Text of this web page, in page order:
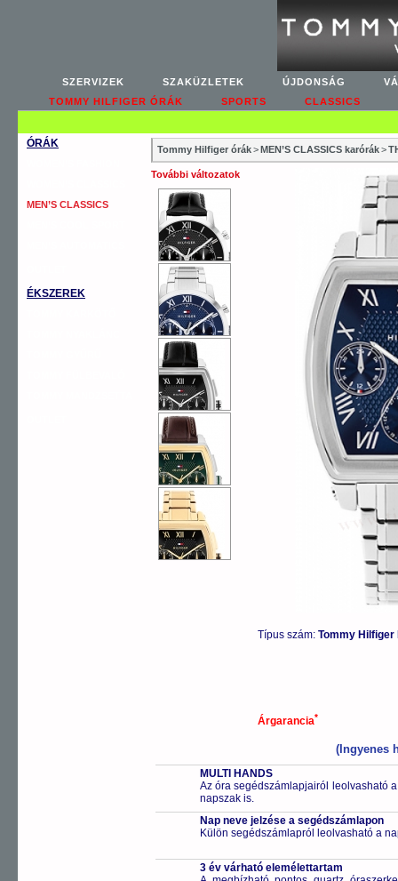
SZERVIZEK SZAKÜZLETEK ÚJDONSÁG
TOMMY HILFIGER ÓRÁK
SPORTS CLASSICS
ÓRÁK
MEN’S CLASSICS
ÉKSZEREK
Tommy Hilfiger órák>MEN’S CLASSICS karórák>
További változatok
Típus szám: Tommy Hilfiger
Árgarancia*
(Ingyenes
MULTI HANDS
Az óra segédszámlapjairól leolvasható
napszak is.
Nap neve jelzése a segédszámlapon
Külön segédszámlapról leolvasható a
3 év várható elemélettartam